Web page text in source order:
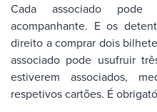
Cada associado
acompanhante. E os
direito a comprar dois
associado pode usufruir
estiverem associados,
respetivos cartões. É